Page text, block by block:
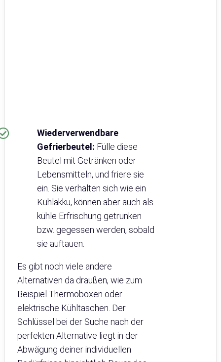
Wiederverwendbare
Gefrierbeutel: Fülle diese
Beutel mit Getränken oder
Lebensmitteln, und friere sie
ein. Sie verhalten sich wie ein
Kühlakku, können aber auch als
kühle Erfrischung getrunken
bzw. gegessen werden, sobald
sie auftauen.
Es gibt noch viele andere
Alternativen da draußen, wie zum
Beispiel Thermoboxen oder
elektrische Kühltaschen. Der
Schlüssel bei der Suche nach der
perfekten Alternative liegt in der
Abwägung deiner individuellen